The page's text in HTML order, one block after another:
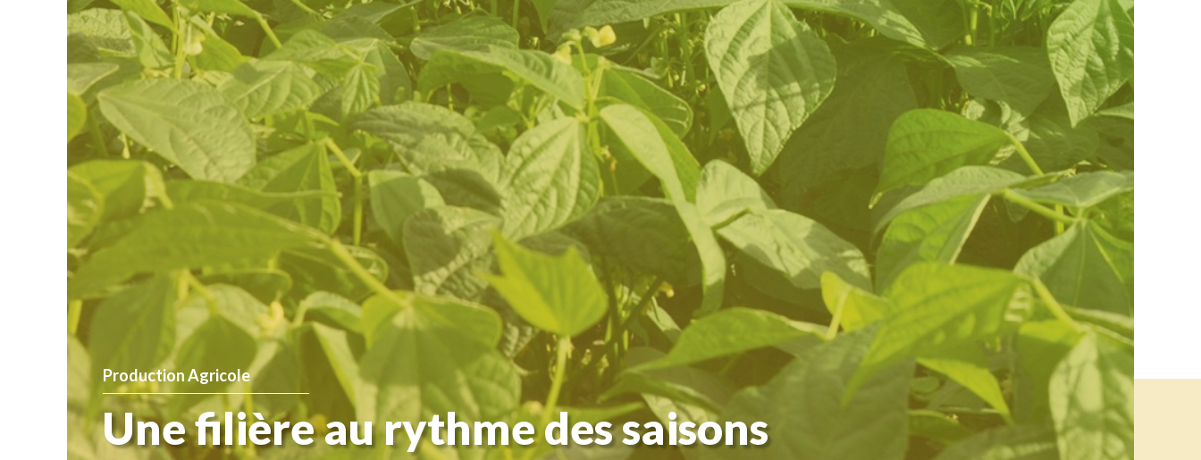
Production Agricole
Une filière au rythme des saisons